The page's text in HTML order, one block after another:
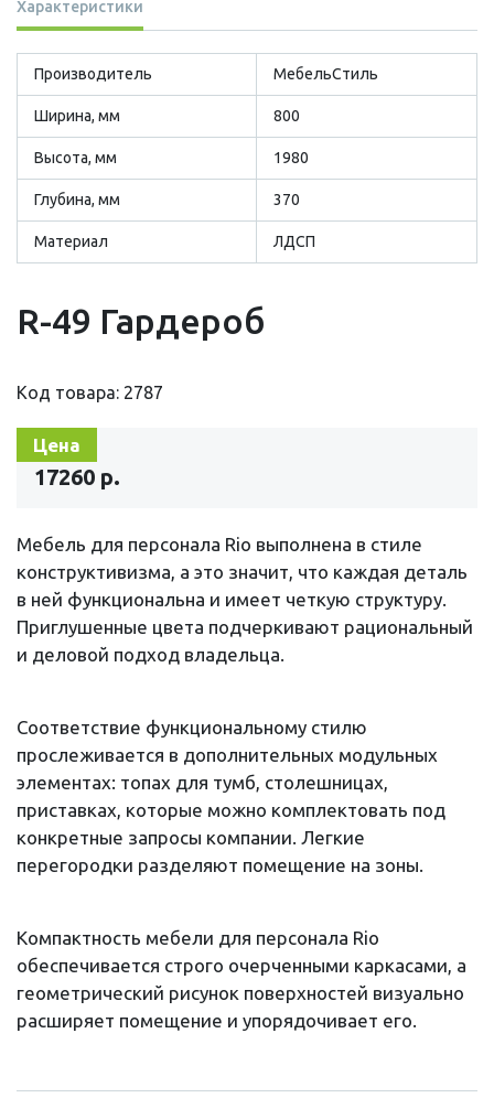
Характеристики
Производитель МебельСтиль
Ширина, мм 800
Высота, мм 1980
Глубина, мм 370
Материал ЛДСП
R-49 Гардероб
Код товара: 2787
Цена
17260 р.
Мебель для персонала Rio выполнена в стиле
конструктивизма, а это значит, что каждая деталь
в ней функциональна и имеет четкую структуру.
Приглушенные цвета подчеркивают рациональный
и деловой подход владельца.
Соответствие функциональному стилю
прослеживается в дополнительных модульных
элементах: топах для тумб, столешницах,
приставках, которые можно комплектовать под
конкретные запросы компании. Легкие
перегородки разделяют помещение на зоны.
Компактность мебели для персонала Rio
обеспечивается строго очерченными каркасами, а
геометрический рисунок поверхностей визуально
расширяет помещение и упорядочивает его.